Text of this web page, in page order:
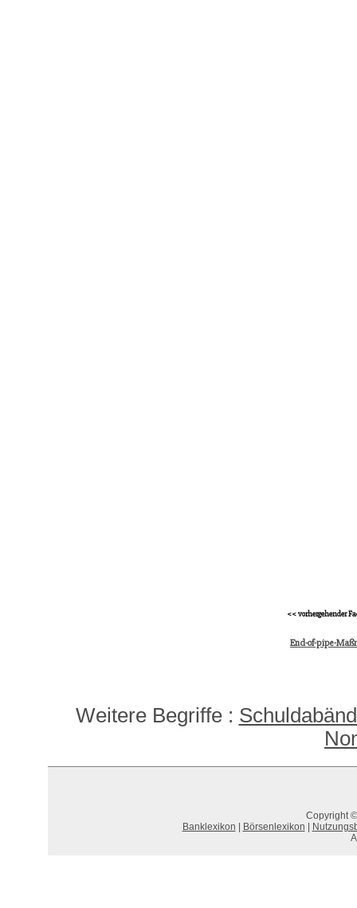
<< vorhergehender
End-of-pipe-
Weitere Begriffe :
Copyright
Banklexikon
Börsenlexikon